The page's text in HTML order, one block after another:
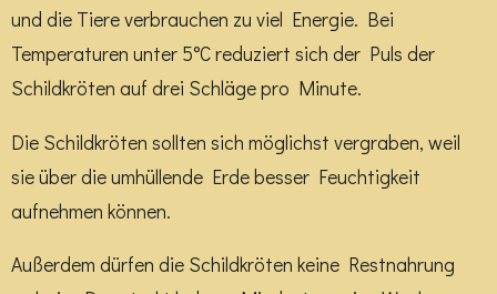
und die Tiere verbrauchen zu viel Energie. Bei
Temperaturen unter 5°C reduziert sich der Puls der
Schildkröten auf drei Schläge pro Minute.
Die Schildkröten sollten sich möglichst vergraben, weil
sie über die umhüllende Erde besser Feuchtigkeit
aufnehmen können.
Außerdem dürfen die Schildkröten keine Restnahrung